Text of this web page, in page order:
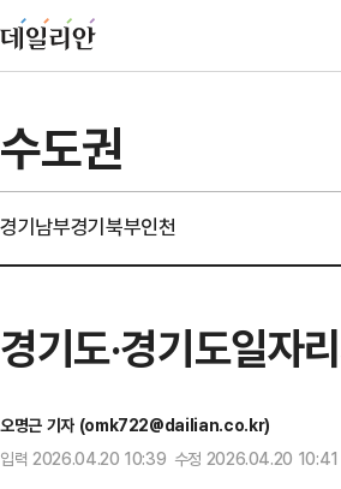
수도권
경기남부경기북부인천
경기도·경기도일자
오명근 기자 (omk722@dailian.co.kr)
입력 2026.04.20 10:39 수정 2026.04.20 10:41